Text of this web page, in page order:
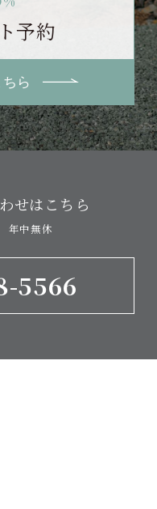
予約
ら
せはこちら
5566
年中無休